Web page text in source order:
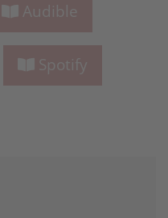
Audible
Spotify